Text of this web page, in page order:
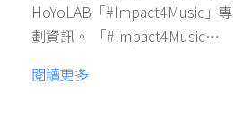
HoYoLAB「#Impact4Music」
劃資訊。 「#Impact4Music…
閱讀更多